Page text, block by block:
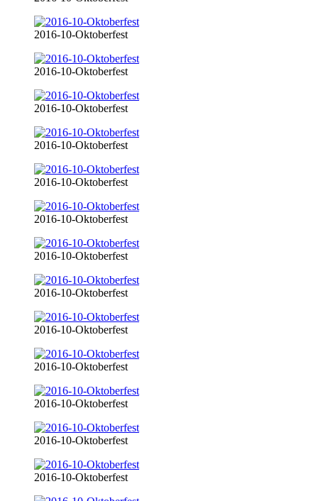
2016-10-Oktoberfest
2016-10-Oktoberfest
2016-10-Oktoberfest
2016-10-Oktoberfest
2016-10-Oktoberfest
2016-10-Oktoberfest
2016-10-Oktoberfest
2016-10-Oktoberfest
2016-10-Oktoberfest
2016-10-Oktoberfest
2016-10-Oktoberfest
2016-10-Oktoberfest
2016-10-Oktoberfest